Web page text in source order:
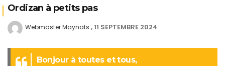
Ordizan à petits pas
Webmaster Maynats 11 SEPTEMBRE 2024
Bonjour à toutes et tous,